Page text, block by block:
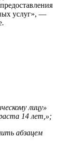
услуг», —
лицу»
14 лет,»;
абзацем